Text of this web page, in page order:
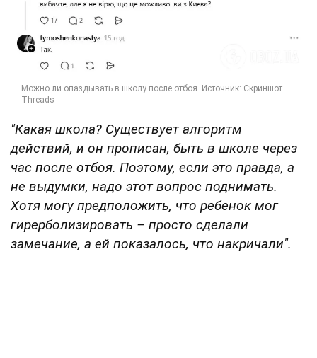
"Какая школа? Существует алгоритм
действий, и он прописан, быть в школе через
час после отбоя. Поэтому, если это правда, а
не выдумки, надо этот вопрос поднимать.
Хотя могу предположить, что ребенок мог
гирерболизировать – просто сделали
замечание, а ей показалось, что накричали".